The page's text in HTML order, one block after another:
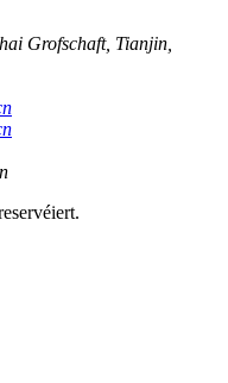
Grofschaft, Tianjin,